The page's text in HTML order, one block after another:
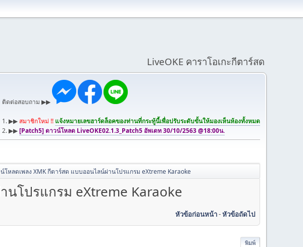
LiveOKE คาราโอเกะกีตาร์สด
ติดต่อสอบถาม ▶▶
1. ▶▶สมาชิกใหม่ !! แจ้งหมายเลขฮาร์ดล็อคของท่านที่กระทู้นี้เพื่อปรับระดับขั้นให้มองเห็นห้องทั้งหมด
2. ▶▶[Patch5] ดาวน์โหลด LiveOKE02.1.3_Patch5 อัพเดท 30/10/2563 @18:00น.
โหลดเพลง XMK กีตาร์สด แบบออนไลน์ผ่านโปรแกรม eXtreme Karaoke
โปรแกรม eXtreme Karaoke
หัวข้อก่อนหน้า-หัวข้อถัดไป
พิมพ์